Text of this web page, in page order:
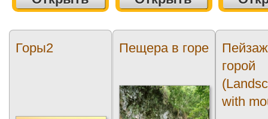
Горы2 Пещера в горе
горой
with